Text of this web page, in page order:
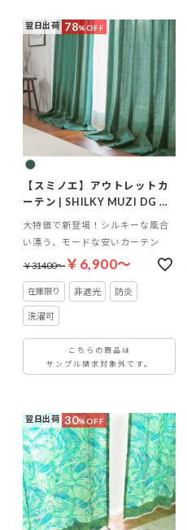
翌日出荷 78%OFF
【スミノエ】アウトレットカ
ーテン | SHILKY MUZI DG ダ
ークグリーン
大特価で新登場！シルキーな風合
い漂う、モードな安いカーテン
￥31400～￥6,900～
非遮光 防炎
洗濯可
こちらの商品は
サンプル請求対象外です。
翌日出荷 30%OFF